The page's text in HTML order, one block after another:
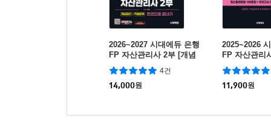
2026~2027 시대에듀 은행
FP 자산관리사 2부 [개념
정리+적중문제] 한권으로
끝내기
4건
14,000원
2025~2026
FP 자산관리
출제동형
고사 3회분 +
ASSCODE
11,900원